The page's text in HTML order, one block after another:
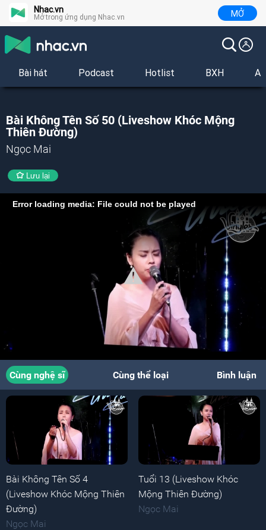
Nhac.vn
Mở trong ứng dụng Nhac.vn MỞ
Bài hát Podcast Hotlist BXH
Bài Không Tên Số 50 (Liveshow Khóc Mộng
Thiên Đường)
Ngọc Mai
Lưu lại
Error loading media: File could not be played
Cùng nghệ sĩ Cùng thể loại Bình luận
Bài Không Tên Số 4
(Liveshow Khóc Mộng Thiên
Đường)
Ngọc Mai
Tuổi 13 (Liveshow Khóc
Mộng Thiên Đường)
Ngọc Mai